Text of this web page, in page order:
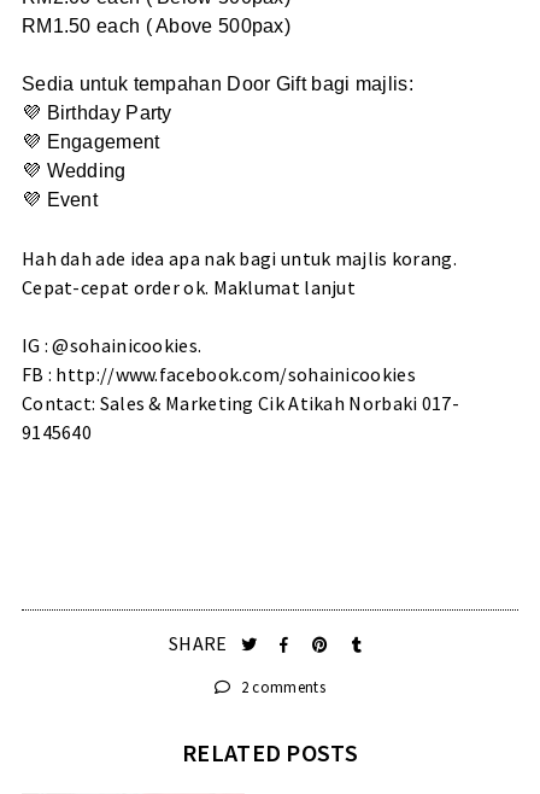
RM1.50 each ( Above 500pax)
Sedia untuk tempahan Door Gift bagi majlis:
💜 Birthday Party
💜 Engagement
💜 Wedding
💜 Event
Hah dah ade idea apa nak bagi untuk majlis korang.
Cepat-cepat order ok. Maklumat lanjut
IG : @sohainicookies.
FB : http://www.facebook.com/sohainicookies
Contact: Sales & Marketing Cik Atikah Norbaki 017-
9145640
SHARE
2 comments
RELATED POSTS